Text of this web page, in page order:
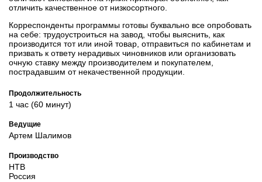
отличить качественное от низкосортного.
Корреспонденты программы готовы буквально все опробовать
на себе: трудоустроиться на завод, чтобы выяснить, как
производится тот или иной товар, отправиться по кабинетам и
призвать к ответу нерадивых чиновников или организовать
очную ставку между производителем и покупателем,
пострадавшим от некачественной продукции.
Продолжительность
1 час (60 минут)
Ведущие
Артем Шалимов
Производство
НТВ
Россия